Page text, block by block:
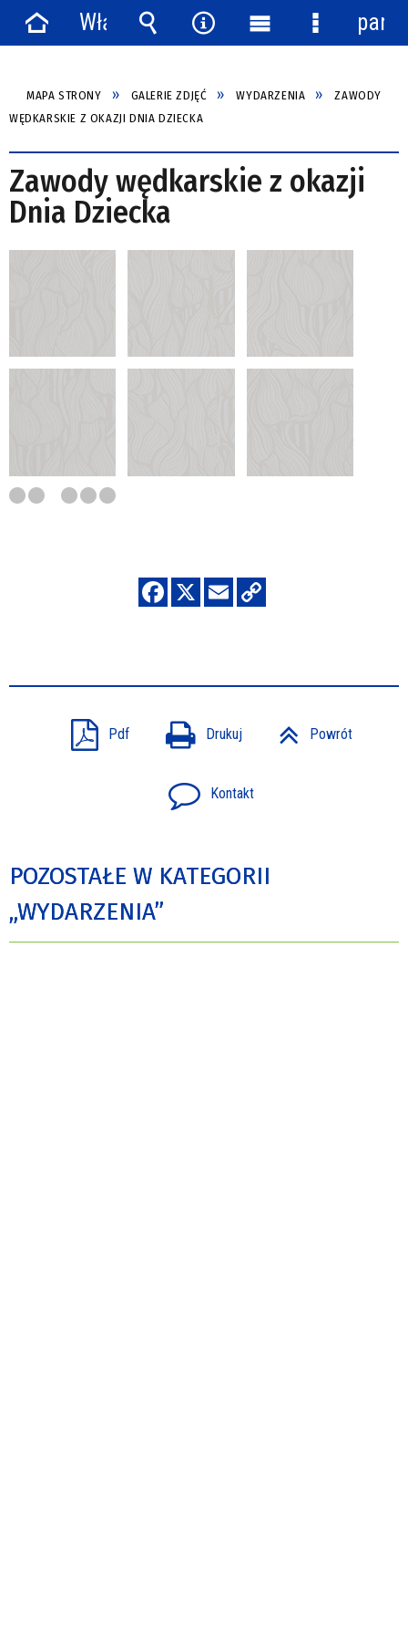
MAPA STRONY GALERIE ZDJĘĆ WYDARZENIA
ZAWODY
WĘDKARSKIE Z OKAZJI DNIA DZIECKA
Zawody wędkarskie z okazji
Dnia Dziecka
Pdf Drukuj Powrót
Kontakt
POZOSTAŁE W KATEGORII
„WYDARZENIA”
Strona
Włącz
powiadomienia
Wyszukiwarka
Narzędzia
MenuMenu
panel